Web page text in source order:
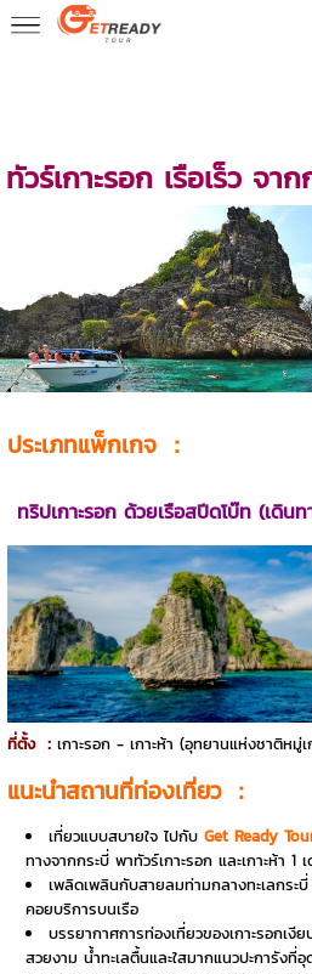
ทัวร์เกาะรอก เรือเร็ว จาก
ประเภทแพ็กเกจ ：
ทริปเกาะรอก ด้วยเรือสปีดโบ๊ท (เดิน
ที่ตั้ง ： เกาะรอก - เกาะห้า (อุทยานแห่งชาติหมู่
แนะนำสถานที่ท่องเที่ยว ：
เที่ยวแบบสบายใจ ไปกับ Get Ready
ทางจากกระบี่ พาทัวร์เกาะรอก และเกาะห้า 1
เพลิดเพลินกับสายลมท่ามกลางทะเลกระ
คอยบริการบนเรือ
บรรยากาศการท่องเที่ยวของเกาะรอกเ
สวยงาม น้ำทะเลตื้นและใสมากแนวปะการังที่